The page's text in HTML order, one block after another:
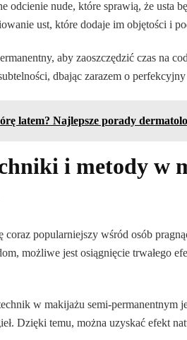
odcienie nude, które sprawią, że usta
ust, które dodaje im objętości i
aby zaoszczędzić czas na
dbając zarazem o
latem? Najlepsze porady
i metody w
coraz popularniejszy wśród osób
możliwe jest osiągnięcie trwałego
w makijażu semi-
Dzięki temu, można uzyskać efekt